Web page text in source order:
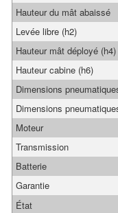
Hauteur du mât abaissé
Levée libre (h2)
Hauteur mât déployé (h4)
Hauteur cabine (h6)
Dimensions
Dimensions
Moteur
Transmission
Batterie
Garantie
État